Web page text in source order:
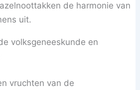
de harmonie van
uit.
volksgeneeskunde en
vruchten van de